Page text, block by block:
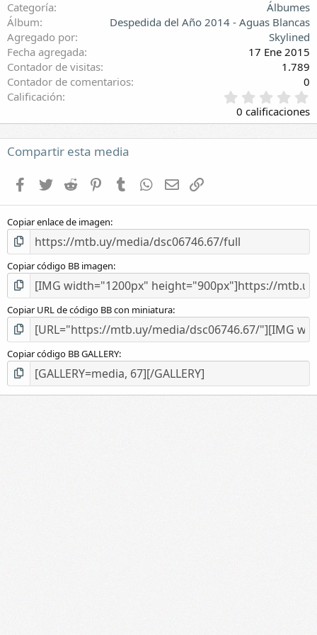
Categoría
Álbumes
Álbum
Despedida del Año 2014 - Aguas Blancas
Agregado por
Skylined
Fecha agregada
17 Ene 2015
Contador de visitas
1.789
Contador de comentarios
0
Calificación
,
0
0
l
(
)
0 calificaciones
Compartir esta media
Facebook
Twitter Reddit PinterestTumblr WhatsApp
E-mail
Copiar enlace de imagen
Copiar código BB imagen
Copiar URL de código BB con miniatura
Copiar código BB GALLERY